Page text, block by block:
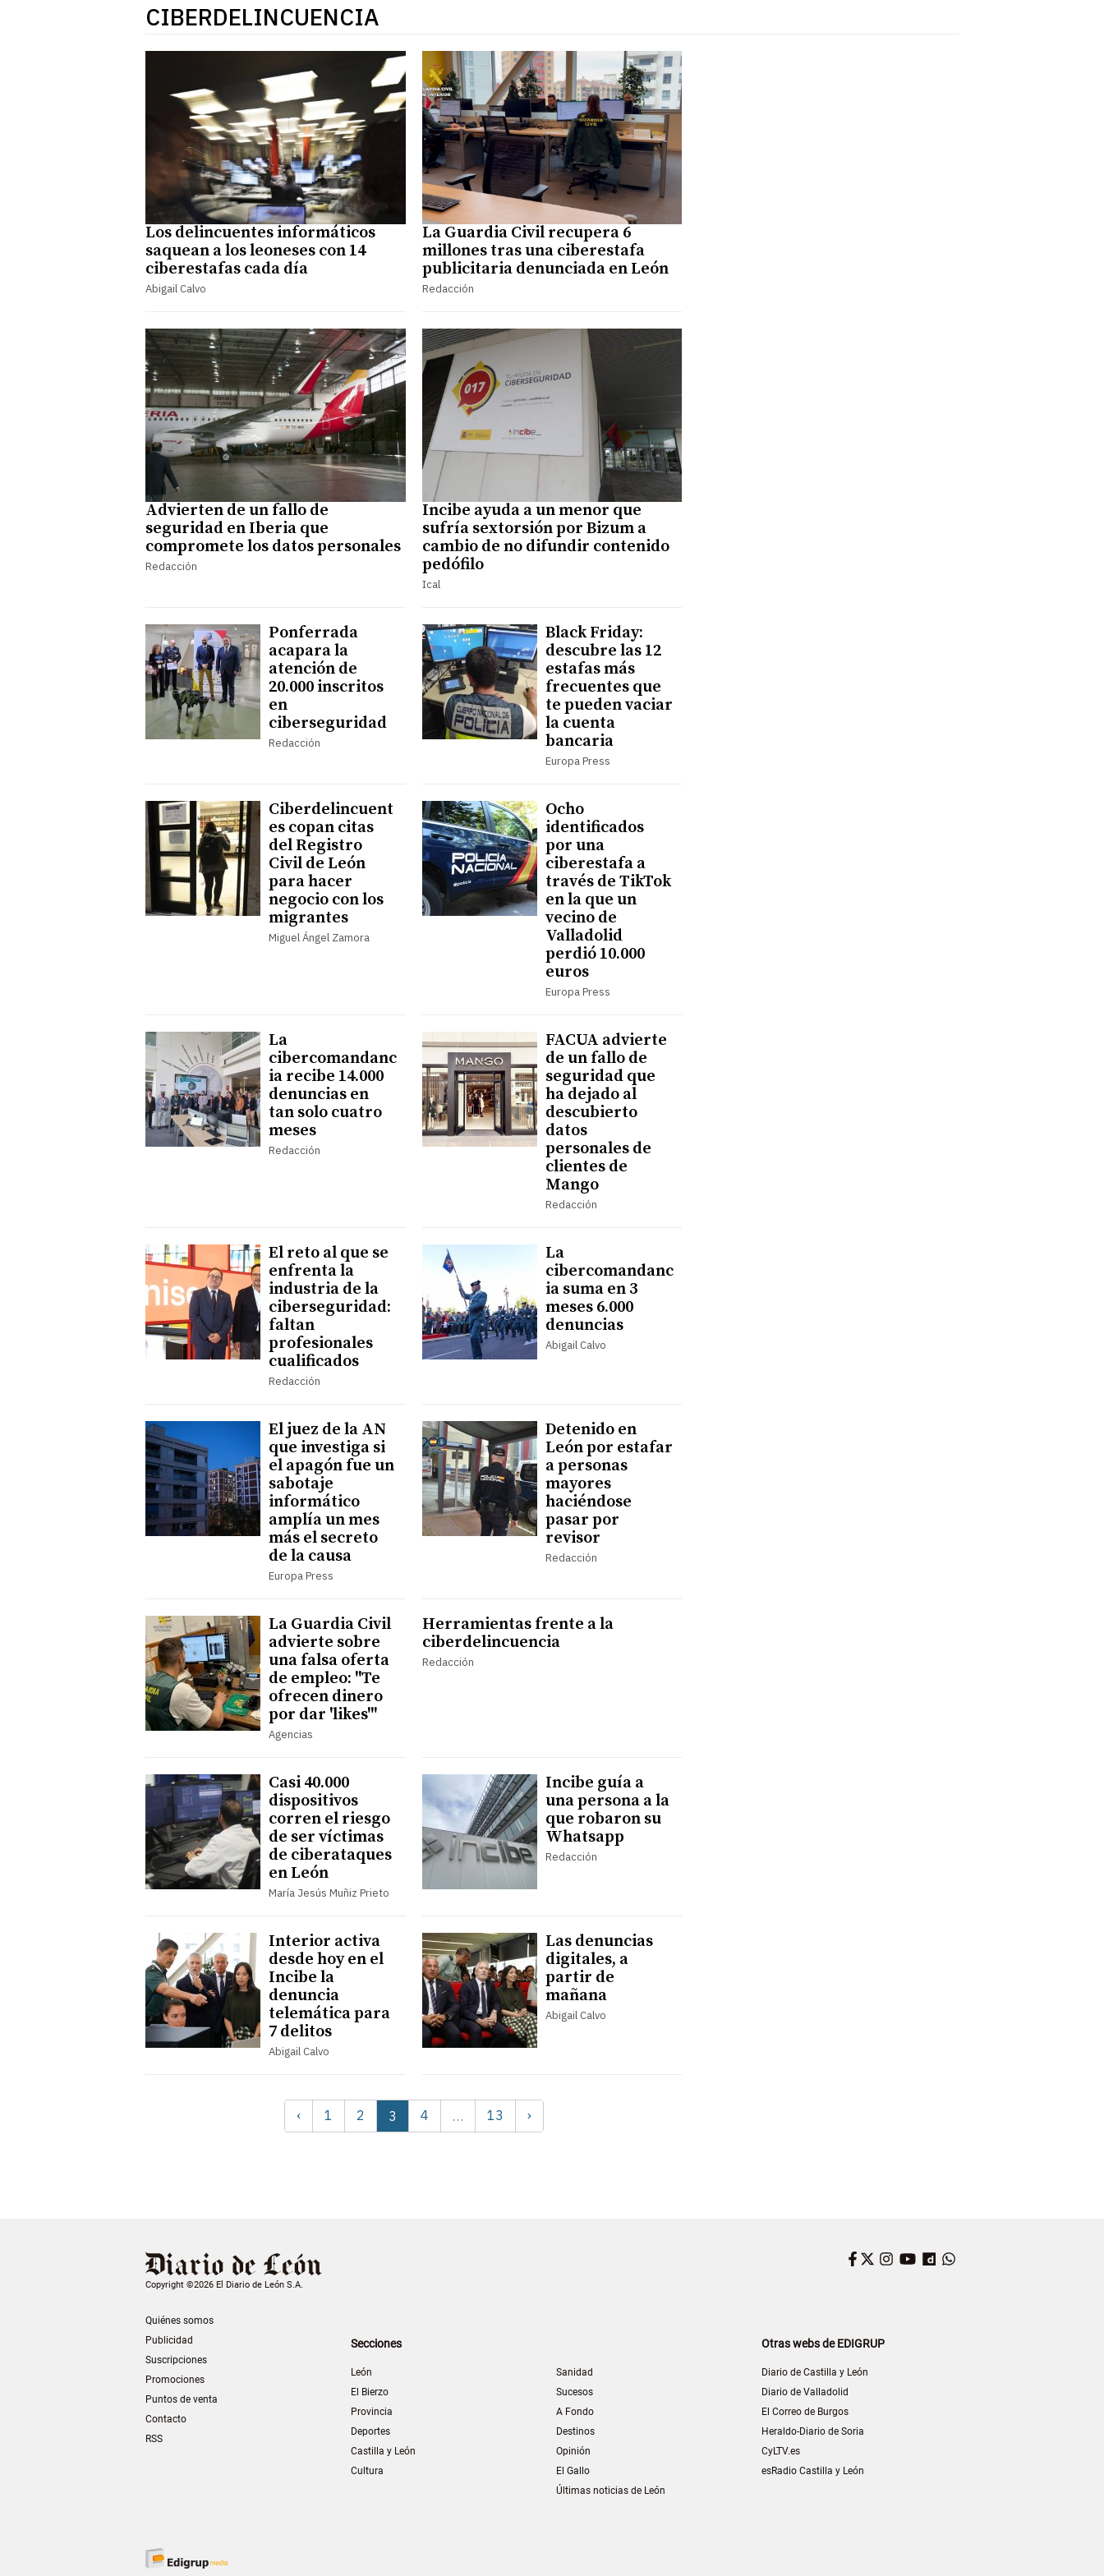
CIBERDELINCUENCIA
Los delincuentes informáticos
saquean a los leoneses con 14
ciberestafas cada día
Abigail Calvo
La Guardia Civil recupera 6
millones tras una ciberestafa
publicitaria denunciada en León
Redacción
Advierten de un fallo de
seguridad en Iberia que
compromete los datos personales
Redacción
Incibe ayuda a un menor que
sufría sextorsión por Bizum a
cambio de no difundir contenido
pedófilo
Ical
Ponferrada
acapara la
atención de
20.000 inscritos
en
ciberseguridad
Redacción
Black Friday:
descubre las 12
estafas más
frecuentes que
te pueden vaciar
la cuenta
bancaria
Europa Press
Ciberdelincuent
es copan citas
del Registro
Civil de León
para hacer
negocio con los
migrantes
Miguel Ángel Zamora
Ocho
identificados
por una
ciberestafa a
través de TikTok
en la que un
vecino de
Valladolid
perdió 10.000
euros
Europa Press
La
cibercomandanc
ia recibe 14.000
denuncias en
tan solo cuatro
meses
Redacción
FACUA advierte
de un fallo de
seguridad que
ha dejado al
descubierto
datos
personales de
clientes de
Mango
Redacción
El reto al que se
enfrenta la
industria de la
ciberseguridad:
faltan
profesionales
cualificados
Redacción
La
cibercomandanc
ia suma en 3
meses 6.000
denuncias
Abigail Calvo
El juez de la AN
que investiga si
el apagón fue un
sabotaje
informático
amplía un mes
más el secreto
de la causa
Europa Press
Detenido en
León por estafar
a personas
mayores
haciéndose
pasar por
revisor
Redacción
La Guardia Civil
advierte sobre
una falsa oferta
de empleo: "Te
ofrecen dinero
por dar 'likes'"
Agencias
Herramientas frente a la
ciberdelincuencia
Redacción
Casi 40.000
dispositivos
corren el riesgo
de ser víctimas
de ciberataques
en León
María Jesús Muñiz Prieto
Incibe guía a
una persona a la
que robaron su
Whatsapp
Redacción
Interior activa
desde hoy en el
Incibe la
denuncia
telemática para
7 delitos
Abigail Calvo
Las denuncias
digitales, a
partir de
mañana
Abigail Calvo
‹ 1 2 3 4 … 13 ›
Copyright ©2026 El Diario de León S.A.
Quiénes somos
Publicidad
Suscripciones
Promociones
Puntos de venta
Contacto
RSS
Facebook
Twitter
Instagram
YouTube
Dailymotion
Secciones
León
El Bierzo
Provincia
Deportes
Castilla y León
Cultura
Sanidad
Sucesos
A Fondo
Destinos
Opinión
El Gallo
Últimas noticias de León
Otras webs de EDIGRUP
Diario de Castilla y León
Diario de Valladolid
El Correo de Burgos
Heraldo-Diario de Soria
CyLTV.es
esRadio Castilla y León